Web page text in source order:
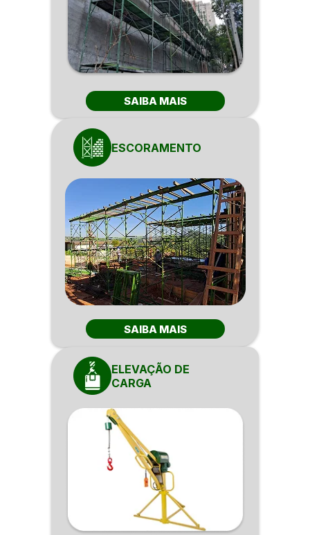
SAIBA MAIS
ESCORAMENTO
SAIBA MAIS
ELEVAÇÃO DE
CARGA